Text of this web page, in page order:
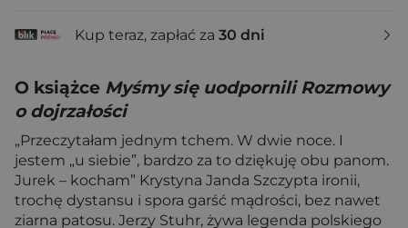
Kup teraz, zapłać za 30 dni
O książce Myśmy się uodpornili Rozmowy
o dojrzałości
„Przeczytałam jednym tchem. W dwie noce. I
jestem „u siebie”, bardzo za to dziękuję obu panom.
Jurek – kocham” Krystyna Janda Szczypta ironii,
trochę dystansu i spora garść mądrości, bez nawet
ziarna patosu. Jerzy Stuhr, żywa legenda polskiego